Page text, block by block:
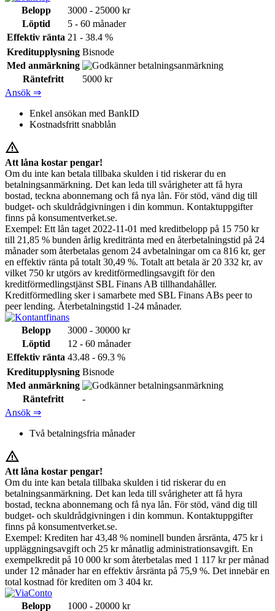
Belopp
3000 - 25000 kr
Löptid
5 - 60 månader
Effektiv ränta 21 - 38.4 %
Kreditupplysning Bisnode
Med anmärkning
Räntefritt
5000 kr
Ansök ⇒
Enkel ansökan med BankID
Kostnadsfritt snabblån
warning_amber
Att låna kostar pengar!
Om du inte kan betala tillbaka skulden i tid riskerar du en
betalningsanmärkning. Det kan leda till svårigheter att få hyra
bostad, teckna abonnemang och få nya lån. För stöd, vänd dig till
budget- och skuldrådgivningen i din kommun. Kontaktuppgifter
finns på konsumentverket.se.
Exempel: Ett lån taget 2022-11-01 med kreditbelopp på 15 750 kr
till 21,85 % bunden årlig kreditränta med en återbetalningstid på 24
månader som återbetalas genom 24 avbetalningar om ca 816 kr, ger
en effektiv ränta på totalt 30,49 %. Totalt att betala är 20 332 kr, av
vilket 750 kr utgörs av kreditförmedlingsavgift för den
kreditförmedlingstjänst SBL Finans AB tillhandahåller.
Kreditförmedling sker i samarbete med SBL Finans ABs peer to
peer lending. Återbetalningstid 1-24 månader.
Belopp
3000 - 30000 kr
Löptid
12 - 60 månader
Effektiv ränta 43.48 - 69.3 %
Kreditupplysning Bisnode
Med anmärkning
Räntefritt
-
Ansök ⇒
Två betalningsfria månader
warning_amber
Att låna kostar pengar!
Om du inte kan betala tillbaka skulden i tid riskerar du en
betalningsanmärkning. Det kan leda till svårigheter att få hyra
bostad, teckna abonnemang och få nya lån. För stöd, vänd dig till
budget- och skuldrådgivningen i din kommun. Kontaktuppgifter
finns på konsumentverket.se.
Exempel: Krediten har 43,48 % nominell bunden årsränta, 475 kr i
uppläggningsavgift och 25 kr månatlig administrationsavgift. En
exempelkredit på 10 000 kr som återbetalas med 1 117 kr per månad
under 12 månader har en effektiv årsränta på 75,9 %. Det innebär en
total kostnad för krediten om 3 404 kr.
Belopp 1000 - 20000 kr